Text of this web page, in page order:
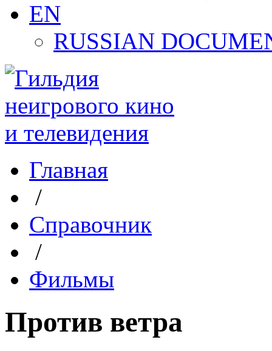
EN
RUSSIAN
Главная
/
Справочник
/
Фильмы
Против ветра